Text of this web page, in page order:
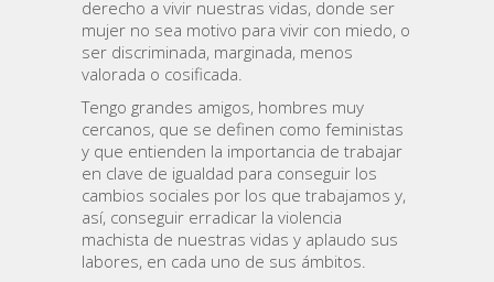
derecho a vivir nuestras vidas, donde ser
mujer no sea motivo para vivir con miedo, o
ser discriminada, marginada, menos
valorada o cosificada.
Tengo grandes amigos, hombres muy
cercanos, que se definen como feministas
y que entienden la importancia de trabajar
en clave de igualdad para conseguir los
cambios sociales por los que trabajamos y,
así, conseguir erradicar la violencia
machista de nuestras vidas y aplaudo sus
labores, en cada uno de sus ámbitos.